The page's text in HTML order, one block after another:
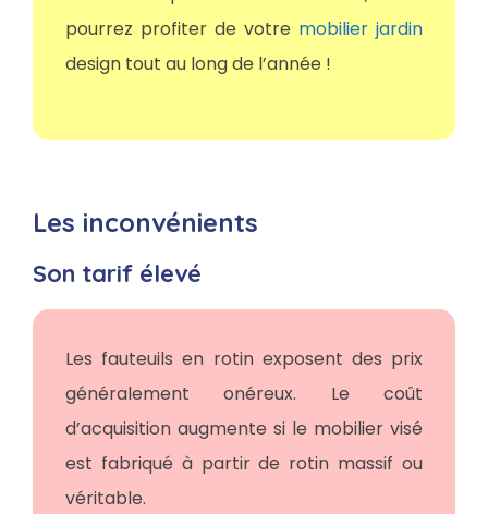
pourrez profiter de votre mobilier jardin
design tout au long de l’année !
Les inconvénients
Son tarif élevé
Les fauteuils en rotin exposent des prix
généralement onéreux. Le coût
d’acquisition augmente si le mobilier visé
est fabriqué à partir de rotin massif ou
véritable.